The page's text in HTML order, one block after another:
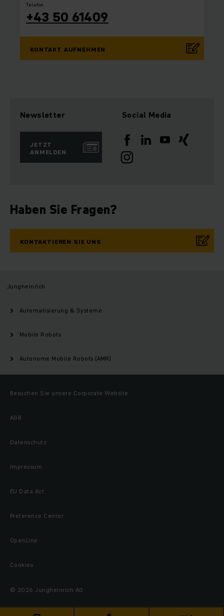
Telefon
+43 50 61409
KONTAKT AUFNEHMEN
Newsletter
JETZT
ANMELDEN
Social Media
Haben Sie Fragen?
KONTAKTIEREN SIE UNS
Jungheinrich
Automatisierung & Systeme
Mobile Robots
Autonome Mobile Robots (AMR)
Besuchen Sie unsere Corporate Website
AGB
Datenschutz
Impressum
EU Data Act
Preference Center
OpenLine
Cookies
© 2026 Jungheinrich AG